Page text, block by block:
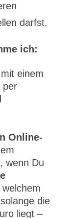
darfst.
ich:
mit einem
per
Online-
, wenn Du
die
liegt –